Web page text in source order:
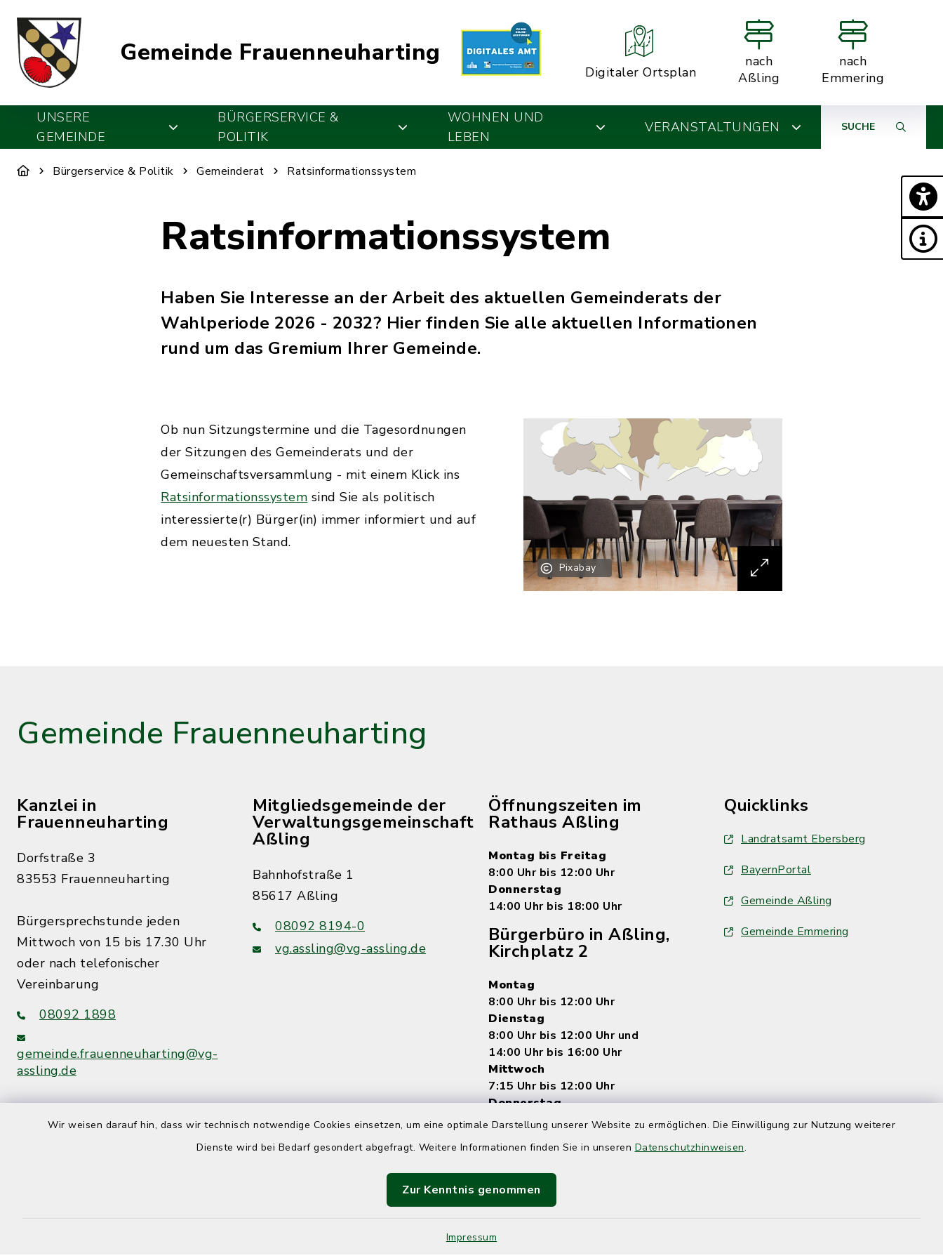
Wir weisen darauf hin, dass wir technisch notwendige Cookies einsetzen, um eine optimale Darstellung unserer Website zu ermöglichen. Die Einwilligung zur Nutzung weiterer
Dienste wird bei Bedarf gesondert abgefragt. Weitere Informationen finden Sie in unseren Datenschutzhinweisen.
Zur Kenntnis genommen
Impressum
Gemeinde Frauenneuharting
Digitaler Ortsplan
nach
Aßling
nach
Emmering
UNSERE
GEMEINDE
BÜRGERSERVICE &
POLITIK
WOHNEN UND
LEBEN
VERANSTALTUNGEN SUCHE
Bürgerservice & Politik Gemeinderat Ratsinformationssystem
Ratsinformationssystem
Haben Sie Interesse an der Arbeit des aktuellen Gemeinderats der
Wahlperiode 2026 - 2032? Hier finden Sie alle aktuellen Informationen
rund um das Gremium Ihrer Gemeinde.
Pixabay
Ob nun Sitzungstermine und die Tagesordnungen
der Sitzungen des Gemeinderats und der
Gemeinschaftsversammlung - mit einem Klick ins
Ratsinformationssystem sind Sie als politisch
interessierte(r) Bürger(in) immer informiert und auf
dem neuesten Stand.
Gemeinde Frauenneuharting
Kanzlei in
Frauenneuharting
Dorfstraße 3
83553 Frauenneuharting
Bürgersprechstunde jeden
Mittwoch von 15 bis 17.30 Uhr
oder nach telefonischer
Vereinbarung
08092 1898
gemeinde.frauenneuharting@vg-
assling.de
Mitgliedsgemeinde der
Verwaltungsgemeinschaft
Aßling
Bahnhofstraße 1
85617 Aßling
08092 8194-0
vg.assling@vg-assling.de
Öffnungszeiten im
Rathaus Aßling
Montag bis Freitag
8:00 Uhr bis 12:00 Uhr
Donnerstag
14:00 Uhr bis 18:00 Uhr
Bürgerbüro in Aßling,
Kirchplatz 2
Montag
8:00 Uhr bis 12:00 Uhr
Dienstag
8:00 Uhr bis 12:00 Uhr und
14:00 Uhr bis 16:00 Uhr
Mittwoch
7:15 Uhr bis 12:00 Uhr
Donnerstag
8:00 Uhr bis 12:00 Uhr und
Freitag
8:00 Uhr bis 12:00 Uhr
Quicklinks
Landratsamt Ebersberg
BayernPortal
Gemeinde Aßling
Gemeinde Emmering